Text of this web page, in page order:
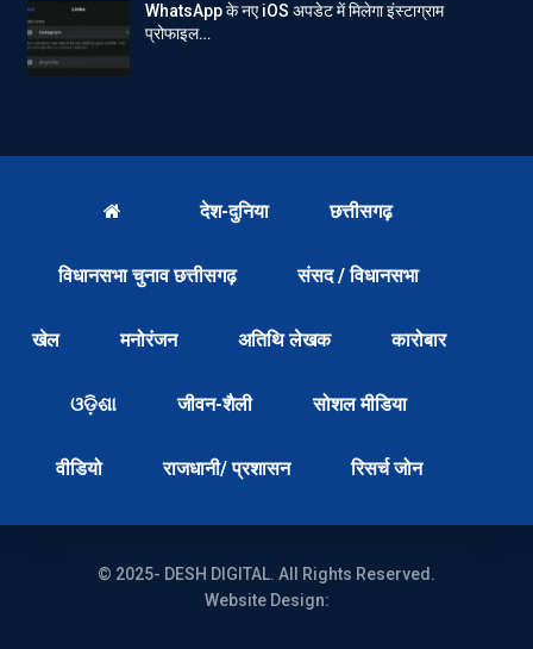
WhatsApp के नए iOS अपडेट में मिलेगा इंस्टाग्राम
प्रोफाइल…
देश-दुनिया छत्तीसगढ़
विधानसभा चुनाव छत्तीसगढ़ संसद / विधानसभा
खेल मनोरंजन अतिथि लेखक कारोबार
ଓଡ଼ିଶା जीवन-शैली सोशल मीडिया
वीडियो राजधानी/ प्रशासन रिसर्च जोन
© 2025- DESH DIGITAL. All Rights Reserved.
Website Design: